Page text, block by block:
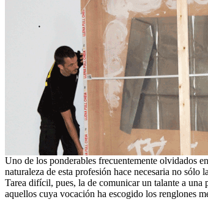
Uno de los ponderables frecuentemente olvidados
naturaleza de esta profesión hace necesaria no
Tarea difícil, pues, la de comunicar un talante a una
aquellos cuya vocación ha escogido los renglones